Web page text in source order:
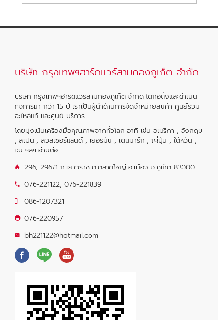
บริษัท กรุงเทพฯฮาร์ดแวร์สามกองภูเก็ต จำกัด
บริษัท กรุงเทพฯฮาร์ดแวร์สามกองภูเก็ต จำกัด ได้ก่อตั้งและดำเนิน
กิจการมา กว่า 15 ปี เราเป็นผู้นำด้านการจัดจำหน่ายสินค้า ศูนย์รวม
อะไหล่แท้ และศูนย์ บริการ
โดยมุ่งเน้นเครื่องมือคุณภาพจากทั่วโลก อาทิ เช่น อเมริกา , อังกฤษ
, สเปน , สวิสเซอร์แลนด์ , เยอรมัน , เดนมาร์ก , ญี่ปุ่น , ใต้หวัน ,
จีน ฯลฯ อ่านต่อ...
296, 296/1 ถ.เยาวราช ต.ตลาดใหญ่ อ.เมือง จ.ภูเก็ต 83000
076-221122, 076-221839
086-1207321
076-220957
bh221122@hotmail.com